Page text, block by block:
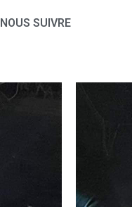
NOUS SUIVRE